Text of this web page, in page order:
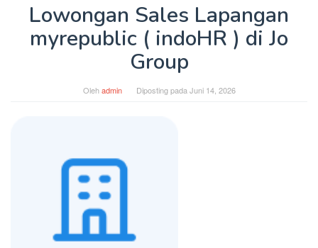
Lowongan Sales Lapangan
myrepublic ( indoHR ) di Jo
Group
Olehadmin Diposting pada Juni 14, 2026